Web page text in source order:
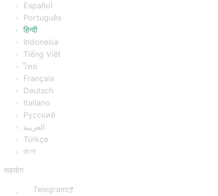
Español
Português
हिन्दी
Indonesia
Tiếng Việt
ไทย
Français
Deutsch
Italiano
Русский
العربية
Türkçe
বাংলা
सहयोग
Telegram